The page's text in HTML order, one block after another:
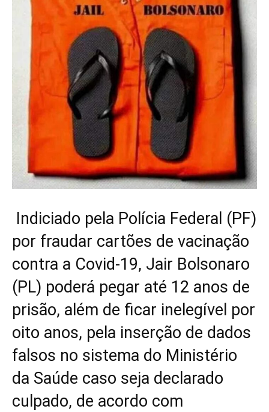
Indiciado pela Polícia Federal (PF)
por fraudar cartões de vacinação
contra a Covid-19, Jair Bolsonaro
(PL) poderá pegar até 12 anos de
prisão, além de ficar inelegível por
oito anos, pela inserção de dados
falsos no sistema do Ministério
da Saúde caso seja declarado
culpado, de acordo com